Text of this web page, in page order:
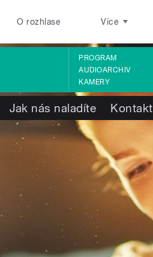
O rozhlase Více
PROGRAM
AUDIOARCHIV
KAMERY
Jak nás naladíte Kontakt